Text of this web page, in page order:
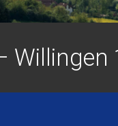
Willingen